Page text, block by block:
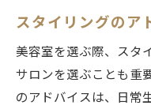
スタイリングのア
美容室を選ぶ際、スタ
サロンを選ぶことも重
のアドバイスは、日常